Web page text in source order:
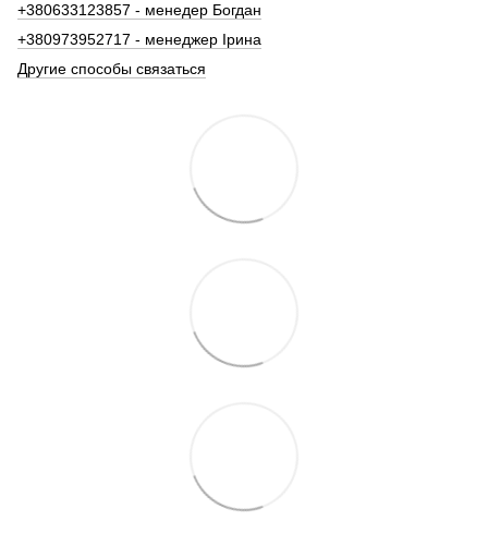
+380633123857 - менедер Богдан
+380973952717 - менеджер Ірина
Другие способы связаться